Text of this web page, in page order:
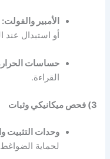
الأمبير والفولت:
أو استبدال عند
حساسات
القراءة.
3) فحص ميكانيكي وثبات
وحدات التثبيت
لحماية